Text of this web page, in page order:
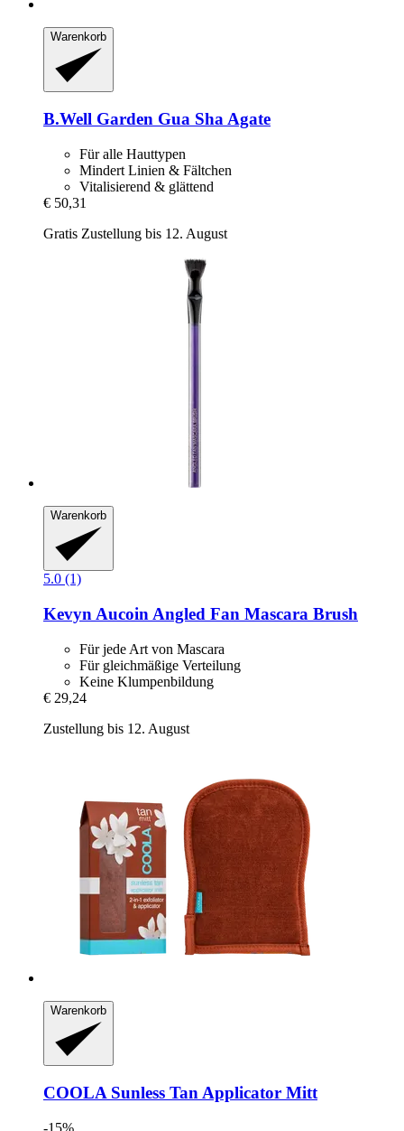
Warenkorb
B.Well Garden Gua Sha Agate
Für alle Hauttypen
Mindert Linien & Fältchen
Vitalisierend & glättend
€ 50,31
Gratis Zustellung bis 12. August
Warenkorb
5.0 (1)
Kevyn Aucoin Angled Fan Mascara Brush
Für jede Art von Mascara
Für gleichmäßige Verteilung
Keine Klumpenbildung
€ 29,24
Zustellung bis 12. August
Warenkorb
COOLA Sunless Tan Applicator Mitt
-15%